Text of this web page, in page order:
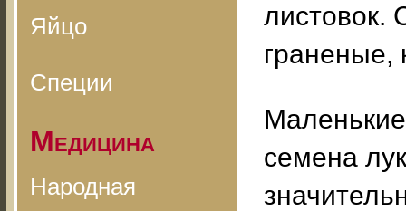
Яйцо
Специи
Медицина
Народная
листовок.
граненые,
семена